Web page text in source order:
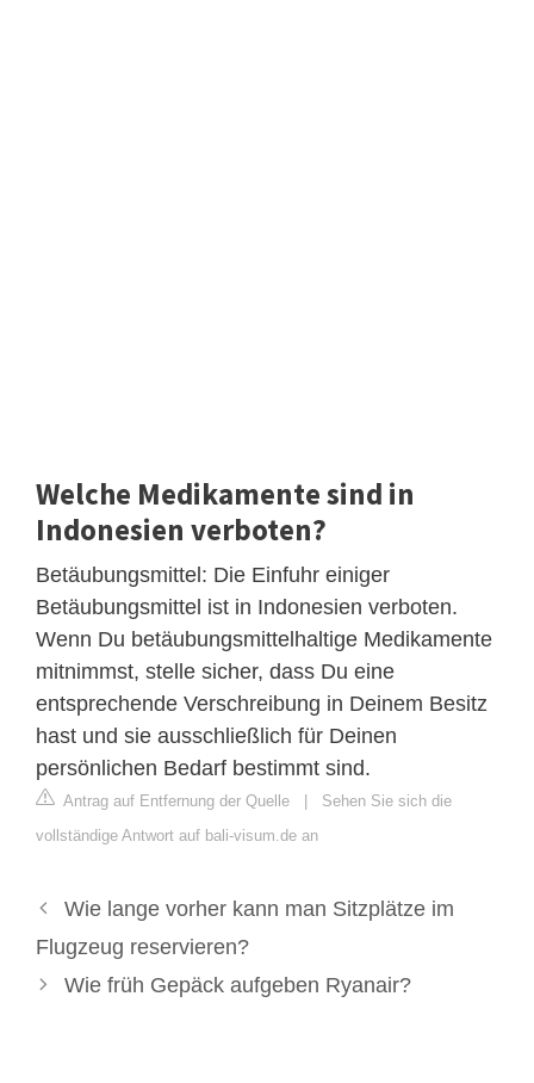
Welche Medikamente sind in
Indonesien verboten?
Betäubungsmittel: Die Einfuhr einiger
Betäubungsmittel ist in Indonesien verboten.
Wenn Du betäubungsmittelhaltige Medikamente
mitnimmst, stelle sicher, dass Du eine
entsprechende Verschreibung in Deinem Besitz
hast und sie ausschließlich für Deinen
persönlichen Bedarf bestimmt sind.
Antrag auf Entfernung der Quelle | Sehen Sie sich die
vollständige Antwort auf bali-visum.de an
Wie lange vorher kann man Sitzplätze im
Flugzeug reservieren?
Wie früh Gepäck aufgeben Ryanair?